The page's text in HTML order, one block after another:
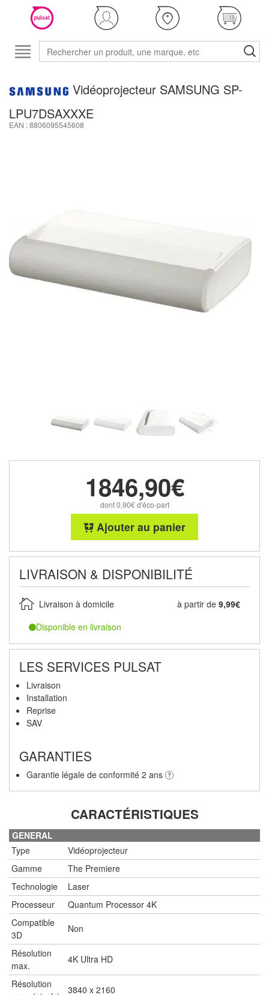
Vidéoprojecteur SAMSUNG SP-
LPU7DSAXXXE
EAN : 8806095545608
1846,90€
dont 0,90€ d'éco-part
Ajouter au panier
LIVRAISON & DISPONIBILITÉ
Livraison à domicile à partir de 9,99€
Disponible en livraison
LES SERVICES PULSAT
Livraison
Installation
Reprise
SAV
GARANTIES
Garantie légale de conformité 2 ans
CARACTÉRISTIQUES
GENERAL
Type
Vidéoprojecteur
Gamme
The Premiere
Technologie
Laser
Processeur
Quantum Processor 4K
Compatible
3D
Non
Résolution
max.
4K Ultra HD
Résolution
3840 x 2160